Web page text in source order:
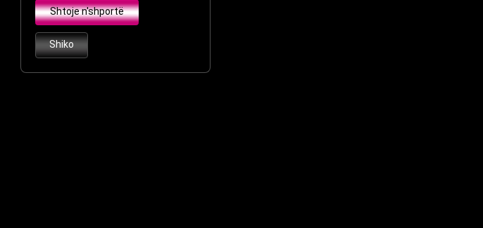
Shtoje n'shportë
Shiko